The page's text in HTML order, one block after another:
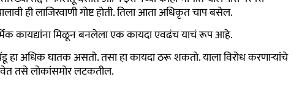
ही लाजिरवाणी गोष्ट होती. तिला आता अधिकृत चाप बसेल.
कायद्यांना मिळून बनलेला एक कायदा एवढंच याचं रूप आहे.
हा अधिक घातक असतो. तसा हा कायदा ठरू शकतो. याला विरोध करणाऱ्यांचे
तसे लोकांसमोर लटकतील.